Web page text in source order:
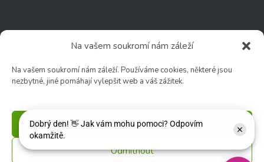
Na vašem soukromí nám záleží
Na vašem soukromí nám záleží. Používáme cookies, některé jsou
nezbytné, jiné pomáhají vylepšit web a váš zážitek.
Příjmout
Odmítnout
🕑 Po – Čt: 9:00 – 17:00
🕑 Ut – Pá: 9:00 - 12:00 │ 13:00 - 17:00